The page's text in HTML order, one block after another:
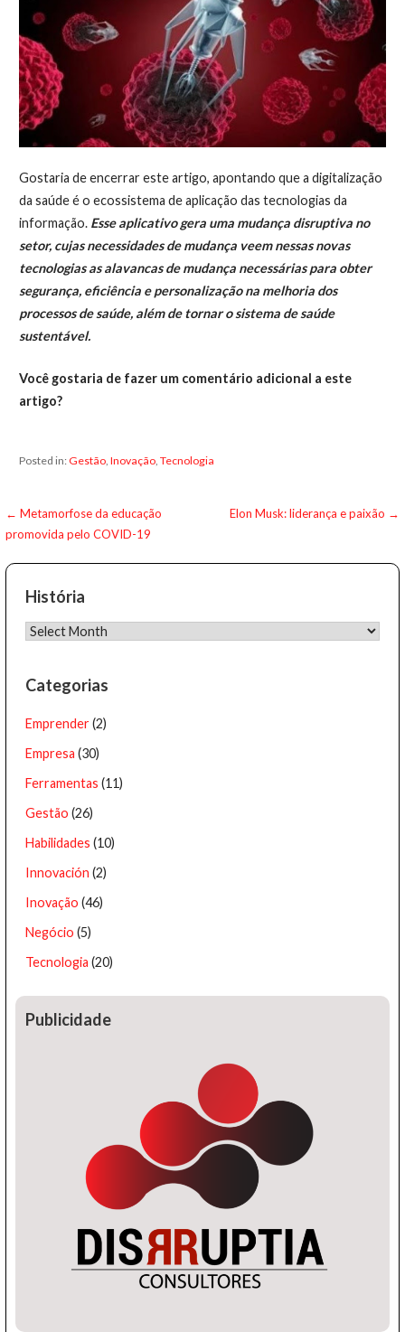
Gostaria de encerrar este artigo, apontando que a digitalização
da saúde é o ecossistema de aplicação das tecnologias da
informação. Esse aplicativo gera uma mudança disruptiva no
setor, cujas necessidades de mudança veem nessas novas
tecnologias as alavancas de mudança necessárias para obter
segurança, eficiência e personalização na melhoria dos
processos de saúde, além de tornar o sistema de saúde
sustentável.
Você gostaria de fazer um comentário adicional a este
artigo?
Posted in:Gestão, Inovação, Tecnologia
Post
← Metamorfose da educação
promovida pelo COVID-19
Elon Musk: liderança e paixão →
História
História
Categorias
Emprender(2)
Empresa (30)
Ferramentas (11)
Gestão (26)
Habilidades (10)
Innovación (2)
Inovação (46)
Negócio (5)
Tecnologia (20)
Publicidade